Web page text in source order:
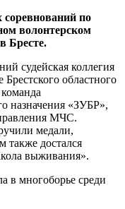
соревнований по
волонтерском
Бресте.
судейская коллегия
областного
назначения «ЗУБР»,
МЧС.
медали,
также достался
выживания».